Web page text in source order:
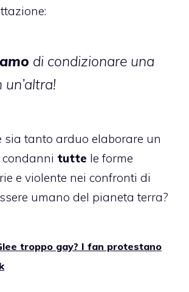
di condizionare una
un’altra!
sia tanto arduo elaborare un
tutte le forme
e violente nei confronti di
umano del pianeta terra?
troppo gay? I fan protestano